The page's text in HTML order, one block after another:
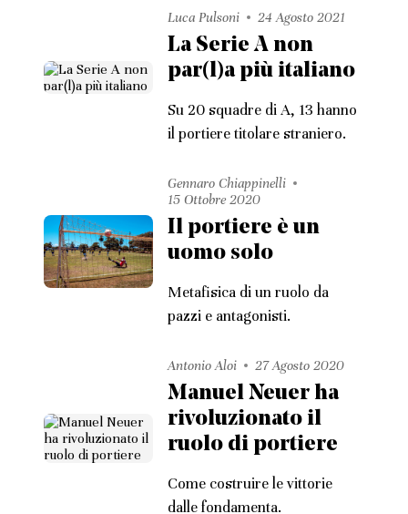
Luca Pulsoni 24 Agosto 2021
La Serie A non
par(l)a più italiano
Su 20 squadre di A, 13 hanno
il portiere titolare straniero.
Gennaro Chiappinelli
15 Ottobre 2020
Il portiere è un
uomo solo
Metafisica di un ruolo da
pazzi e antagonisti.
Antonio Aloi 27 Agosto 2020
Manuel Neuer ha
rivoluzionato il
ruolo di portiere
Come costruire le vittorie
dalle fondamenta.